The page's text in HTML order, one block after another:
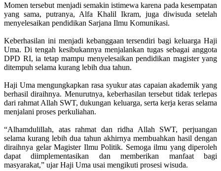
Momen tersebut menjadi semakin istimewa karena pada kesempatan
yang sama, putranya, Alfa Khalil Ikram, juga diwisuda setelah
menyelesaikan pendidikan Sarjana Ilmu Komunikasi.
Keberhasilan ini menjadi kebanggaan tersendiri bagi keluarga Haji
Uma. Di tengah kesibukannya menjalankan tugas sebagai anggota
DPD RI, ia tetap mampu menyelesaikan pendidikan magister yang
ditempuh selama kurang lebih dua tahun.
Haji Uma mengungkapkan rasa syukur atas capaian akademik yang
berhasil diraihnya. Menurutnya, keberhasilan tersebut tidak terlepas
dari rahmat Allah SWT, dukungan keluarga, serta kerja keras selama
menjalani proses perkuliahan.
“Alhamdulillah, atas rahmat dan ridha Allah SWT, perjuangan
selama kurang lebih dua tahun akhirnya membuahkan hasil dengan
diraihnya gelar Magister Ilmu Politik. Semoga ilmu yang diperoleh
dapat diimplementasikan dan memberikan manfaat bagi
masyarakat,” ujar Haji Uma usai mengikuti prosesi wisuda.